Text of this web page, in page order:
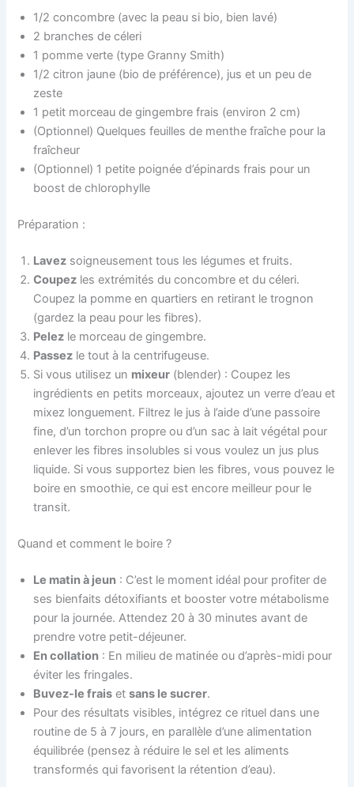
1/2 concombre (avec la peau si bio, bien lavé)
2 branches de céleri
1 pomme verte (type Granny Smith)
1/2 citron jaune (bio de préférence), jus et un peu de
zeste
1 petit morceau de gingembre frais (environ 2 cm)
(Optionnel) Quelques feuilles de menthe fraîche pour la
fraîcheur
(Optionnel) 1 petite poignée d’épinards frais pour un
boost de chlorophylle
Préparation :
Lavez soigneusement tous les légumes et fruits.
Coupez les extrémités du concombre et du céleri.
Coupez la pomme en quartiers en retirant le trognon
(gardez la peau pour les fibres).
Pelez le morceau de gingembre.
Passez le tout à la centrifugeuse.
Si vous utilisez un mixeur (blender) : Coupez les
ingrédients en petits morceaux, ajoutez un verre d’eau et
mixez longuement. Filtrez le jus à l’aide d’une passoire
fine, d’un torchon propre ou d’un sac à lait végétal pour
enlever les fibres insolubles si vous voulez un jus plus
liquide. Si vous supportez bien les fibres, vous pouvez le
boire en smoothie, ce qui est encore meilleur pour le
transit.
Quand et comment le boire ?
Le matin à jeun : C’est le moment idéal pour profiter de
ses bienfaits détoxifiants et booster votre métabolisme
pour la journée. Attendez 20 à 30 minutes avant de
prendre votre petit-déjeuner.
En collation : En milieu de matinée ou d’après-midi pour
éviter les fringales.
Buvez-le frais etsans le sucrer.
Pour des résultats visibles, intégrez ce rituel dans une
routine de 5 à 7 jours, en parallèle d’une alimentation
équilibrée (pensez à réduire le sel et les aliments
transformés qui favorisent la rétention d’eau).